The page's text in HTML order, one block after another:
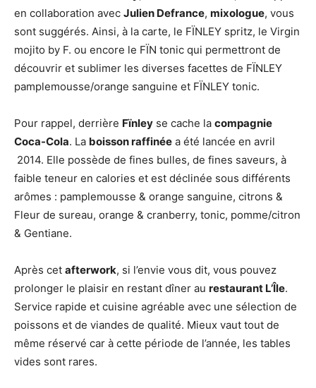
en collaboration avec Julien Defrance, mixologue, vous
sont suggérés. Ainsi, à la carte, le FÏNLEY spritz, le Virgin
mojito by F. ou encore le FÏN tonic qui permettront de
découvrir et sublimer les diverses facettes de FÏNLEY
pamplemousse/orange sanguine et FÏNLEY tonic.
Pour rappel, derrière Fïnley se cache la compagnie
Coca-Cola. La boisson raffinée a été lancée en avril
2014. Elle possède de fines bulles, de fines saveurs, à
faible teneur en calories et est déclinée sous différents
arômes : pamplemousse & orange sanguine, citrons &
Fleur de sureau, orange & cranberry, tonic, pomme/citron
& Gentiane.
Après cet afterwork, si l’envie vous dit, vous pouvez
prolonger le plaisir en restant dîner au restaurant L’Île.
Service rapide et cuisine agréable avec une sélection de
poissons et de viandes de qualité. Mieux vaut tout de
même réservé car à cette période de l’année, les tables
vides sont rares.